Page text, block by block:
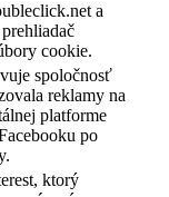
a
cookie.
spoločnosť
reklamy na
platforme
po
ktorý